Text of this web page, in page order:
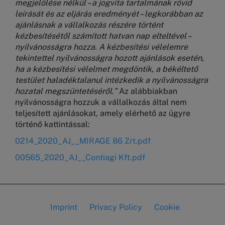
megjelölése nélkül – a jogvita tartalmának rövid
leírását és az eljárás eredményét – legkorábban az
ajánlásnak a vállalkozás részére történt
kézbesítésétől számított hatvan nap elteltével –
nyilvánosságra hozza. A kézbesítési vélelemre
tekintettel nyilvánosságra hozott ajánlások esetén,
ha a kézbesítési vélelmet megdöntik, a békéltető
testület haladéktalanul intézkedik a nyilvánosságra
hozatal megszüntetéséről.”Az alábbiakban
nyilvánosságra hozzuk a vállalkozás által nem
teljesített ajánlásokat, amely elérhető az ügyre
történő kattintással:
0214_2020_AJ__MIRAGE 86 Zrt.pdf
00565_2020_AJ__Contiagi Kft.pdf
Lábléc
Imprint Privacy Policy Cookie